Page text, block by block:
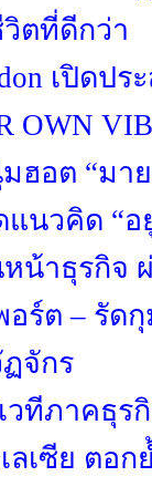
ตที่ดีกว่า
เปิด
OWN
มฮอต “ม
นวคิด “อ
หน้าธุรกิจ
ร์ต – รัด
จักร
วทีภาคธุร
ลเซีย ตอ